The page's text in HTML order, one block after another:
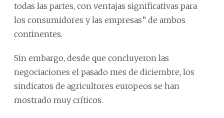
todas las partes, con ventajas significativas para
los consumidores y las empresas” de ambos
continentes.
Sin embargo, desde que concluyeron las
negociaciones el pasado mes de diciembre, los
sindicatos de agricultores europeos se han
mostrado muy críticos.